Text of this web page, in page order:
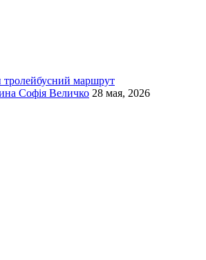
тролейбусний маршрут
Софія Величко 28 мая, 2026